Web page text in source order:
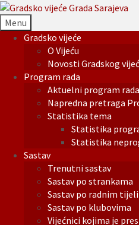
Menu
Gradsko vijeće
O Vijeću
Novosti Gradskog
Program rada
Aktuelni program rada
Napredna pretraga
Statistika tema
Statistika
Statistika
Sastav
Trenutni sastav
Sastav po strankama
Sastav po radnim
Sastav po klubovima
Vijećnici kojima je